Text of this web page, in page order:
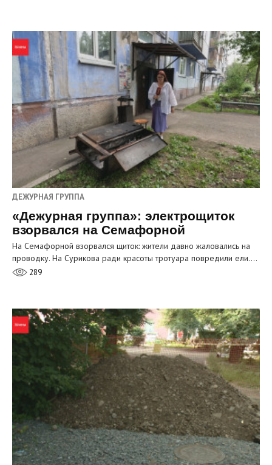
ДЕЖУРНАЯ ГРУППА
«Дежурная группа»: электрощиток
взорвался на Семафорной
На Семафорной взорвался щиток: жители давно жаловались на
проводку. На Сурикова ради красоты тротуара повредили ели.…
289